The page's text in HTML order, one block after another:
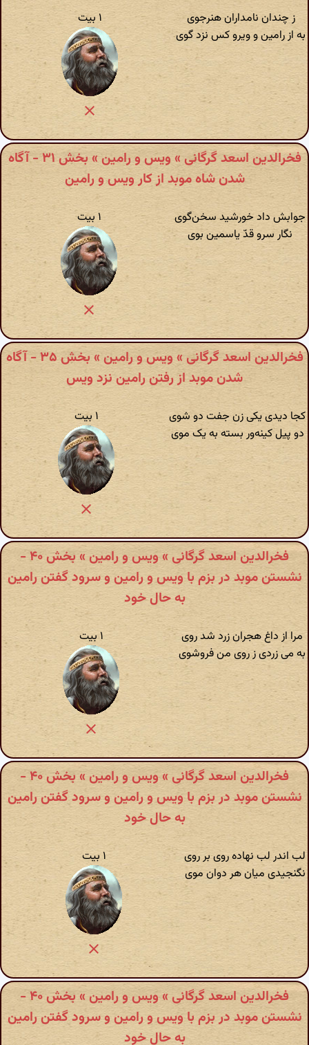
ز چندان نامداران هنر‌جو‌ی
به از رامین و ویرو کس نزد گوی
۱ بیت
فخرالدین اسعد گرگانی » ویس و رامین » بخش ۳۱ - آگاه
شدن شاه موبد از کار ویس و رامین
جوابش داد خورشید سخن‌گو‌ی
نگار سرو قدّ یاسمین بوی
۱ بیت
فخرالدین اسعد گرگانی » ویس و رامین » بخش ۳۵ - آگاه
شدن موبد از رفتن رامین نزد ویس
کجا دیدی یکی زن جفت دو شوی
دو پیل کینه‌ور بسته به یک موی
۱ بیت
فخرالدین اسعد گرگانی » ویس و رامین » بخش ۴۰ -
نشستن موبد در بزم با ویس و رامین و سرود گفتن رامین
به حال خود
مرا از داغ هجران زرد شد روی
به می زردی ز روی من فروشوی
۱ بیت
فخرالدین اسعد گرگانی » ویس و رامین » بخش ۴۰ -
نشستن موبد در بزم با ویس و رامین و سرود گفتن رامین
به حال خود
لب اندر لب نهاده روی بر روی
نگنجیدی میان هر دوان موی
۱ بیت
فخرالدین اسعد گرگانی » ویس و رامین » بخش ۴۰ -
نشستن موبد در بزم با ویس و رامین و سرود گفتن رامین
به حال خود